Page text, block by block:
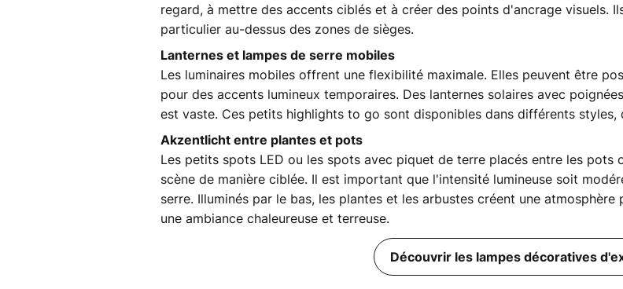
regard, à mettre des accents ciblés et à créer des points d'ancrage visuels.
particulier au-dessus des zones de sièges.
Lanternes et lampes de serre mobiles
Les luminaires mobiles offrent une flexibilité maximale. Elles peuvent être
pour des accents lumineux temporaires. Des lanternes solaires avec
est vaste. Ces petits highlights to go sont disponibles dans différents styles,
Akzentlicht entre plantes et pots
Les petits spots LED ou les spots avec piquet de terre placés entre les pots
scène de manière ciblée. Il est important que l'intensité lumineuse soit
serre. Illuminés par le bas, les plantes et les arbustes créent une
une ambiance chaleureuse et terreuse.
Découvrir les lampes décoratives